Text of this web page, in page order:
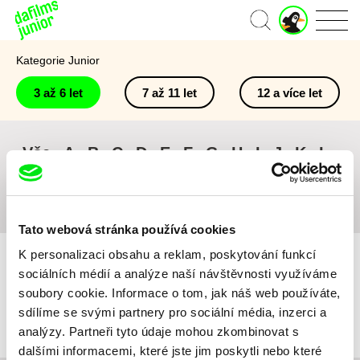
Tato webová stránka používá cookies
K personalizaci obsahu a reklam, poskytování funkcí
sociálních médií a analýze naší návštěvnosti využíváme
soubory cookie. Informace o tom, jak náš web používáte,
sdílíme se svými partnery pro sociální média, inzerci a
analýzy. Partneři tyto údaje mohou zkombinovat s
dalšími informacemi, které jste jim poskytli nebo které
Domů
J
u
o
r
ú
Kategorie Junior
3 až 6 let 7 až 11 let 12 a více let
Vše A B C D E F G H I J K
L
M
W X
Y
Z
#
Pro vybraná kritéria nebyl v katalogu nalezen žádný film.